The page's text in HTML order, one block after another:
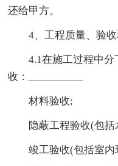
还给甲方。
4、工程质量、验收
4.1在施工过程中分
收：__________
材料验收;
隐蔽工程验收(包括
竣工验收(包括室内